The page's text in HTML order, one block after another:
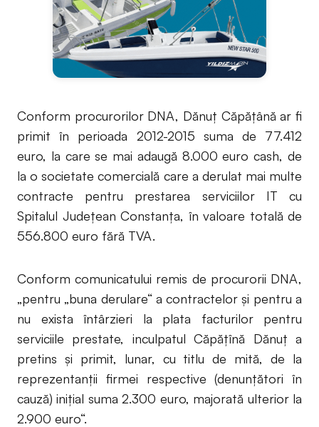
Conform procurorilor DNA, Dănuț Căpățână ar fi
primit în perioada 2012-2015 suma de 77.412
euro, la care se mai adaugă 8.000 euro cash, de
la o societate comercială care a derulat mai multe
contracte pentru prestarea serviciilor IT cu
Spitalul Județean Constanța, în valoare totală de
556.800 euro fără TVA.
Conform comunicatului remis de procurorii DNA,
„pentru „buna derulare“ a contractelor și pentru a
nu exista întârzieri la plata facturilor pentru
serviciile prestate, inculpatul Căpățînă Dănuț a
pretins și primit, lunar, cu titlu de mită, de la
reprezentanții firmei respective (denunțători în
cauză) inițial suma 2.300 euro, majorată ulterior la
2.900 euro“.